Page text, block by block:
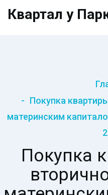
Квартал у
Покупка
материнским
Покупка